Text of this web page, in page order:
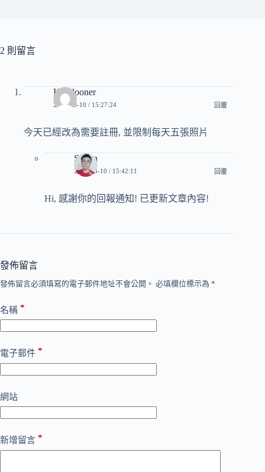
2 則留言
Kowlooner
2023-03-10 / 15:27:24 回覆
今天已經改為需要註冊, 並限制每天五張照片
Sliven
2023-03-10 / 15:42:11 回覆
Hi, 感謝你的回報通知! 已更新文章內容!
發佈留言
發佈留言必須填寫的電子郵件地址不會公開。 必填欄位標示為 *
名稱 *
電子郵件 *
網站
新增留言 *